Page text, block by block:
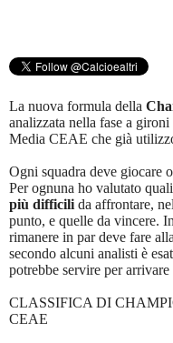
La nuova formula della
analizzata nella fase a
Media CEAE che già
Ogni squadra deve giocare
Per ognuna ho valutato
più difficili da affrontare,
punto, e quelle da vincere.
rimanere in par deve fare
secondo alcuni analisti è
potrebbe servire per
CLASSIFICA DI
CEAE